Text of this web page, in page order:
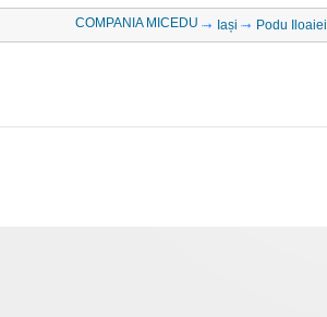
COMPANIA MICEDU Iași Podu Iloaiei